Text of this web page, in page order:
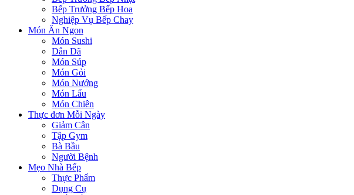
Bếp Trưởng Bếp Hoa
Nghiệp Vụ Bếp Chay
Món Ăn Ngon
Món Sushi
Dân Dã
Món Súp
Món Gỏi
Món Nướng
Món Lẩu
Món Chiên
Thực đơn Mỗi Ngày
Giảm Cân
Tập Gym
Bà Bầu
Người Bệnh
Mẹo Nhà Bếp
Thực Phẩm
Dụng Cụ